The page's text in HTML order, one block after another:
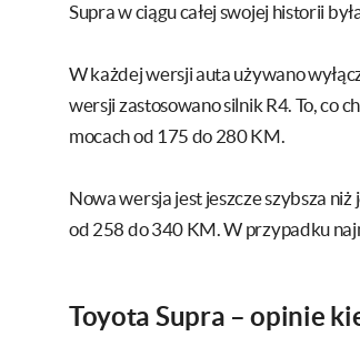
Supra w ciągu całej swojej historii
W każdej wersji auta używano
wersji zastosowano silnik R4. To, co
mocach od 175 do 280 KM.
Nowa wersja jest jeszcze szybsza
od 258 do 340 KM. W przypadku
Toyota Supra – opinie